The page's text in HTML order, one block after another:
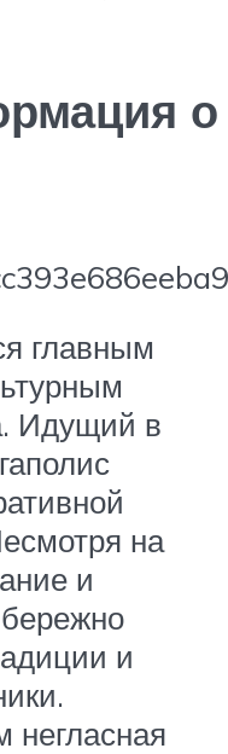
о
главным
Идущий в
на
и
и
негласная